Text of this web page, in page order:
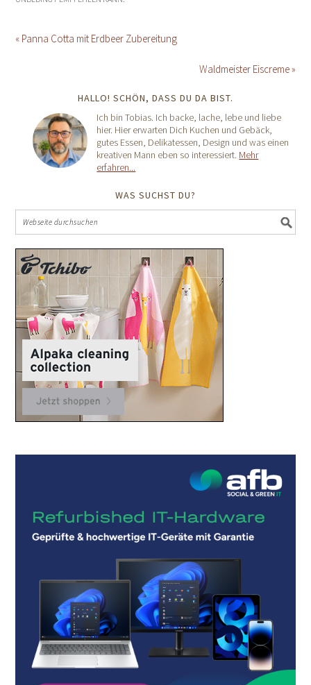
« Panna Cotta mit Erdbeer Zubereitung
Waldmeister Eiscreme »
HALLO! SCHÖN, DASS DU DA BIST.
Ich bin Tobias. Ich backe, lache, lebe und liebe
hier. Hier erwarten Dich Kuchen und Gebäck,
gutes Essen, Delikatessen, Design und was einen
kreativen Mann eben so interessiert. Mehr
erfahren...
WAS SUCHST DU?